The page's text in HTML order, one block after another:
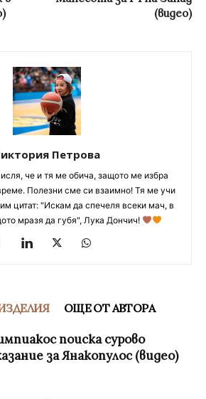
(видео)
Петрова
че и тя ме обича, защото ме избра
Полезни сме си взаимно! Тя ме учи
цитат: "Искам да спечеля всеки мач, в
мразя да губя", Лука Дончич!
ОЩЕ ОТ АВТОРА
поиска сурово
за Янакопулос (видео)